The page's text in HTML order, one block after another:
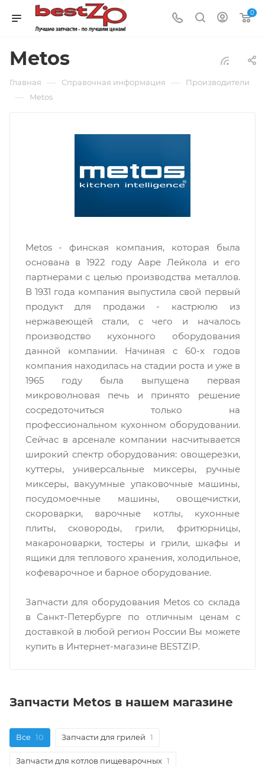
0
Metos
Главная — Справочная информация — Производители
— Metos
Metos - финская компания, которая была
основана в 1922 году Ааре Лейкола и его
партнерами с целью производства металлов.
В 1931 года компания выпустила свой первый
продукт для продажи - кастрюлю из
нержавеющей стали, с чего и началось
производство кухонного оборудования
данной компании. Начиная с 60-х годов
компания находилась на стадии роста и уже в
1965 году была выпущена первая
микроволновая печь и принято решение
сосредоточиться только на
профессиональном кухонном оборудовании.
Сейчас в арсенале компании насчитывается
широкий спектр оборудования: овощерезки,
куттеры, универсальные миксеры, ручные
миксеры, вакуумные упаковочные машины,
посудомоечные машины, овощечистки,
скороварки, варочные котлы, кухонные
плиты, сковороды, грили, фритюрницы,
макароноварки, тостеры и грили, шкафы и
ящики для теплового хранения, холодильное,
кофеварочное и барное оборудование.
Запчасти для оборудования Metos со склада
в Санкт-Петербурге по отличным ценам c
доставкой в любой регион России Вы можете
купить в Интернет-магазине BESTZIP.
Запчасти Metos в нашем магазине
Все 10 Запчасти для грилей 1
Запчасти для котлов пищеварочных 1